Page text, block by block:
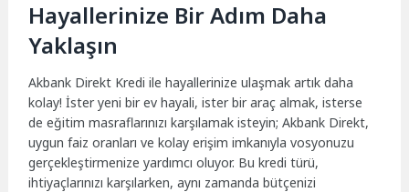
Hayallerinize Bir Adım Daha
Yaklaşın
Akbank Direkt Kredi ile hayallerinize ulaşmak artık daha
kolay! İster yeni bir ev hayali, ister bir araç almak, isterse
de eğitim masraflarınızı karşılamak isteyin; Akbank Direkt,
uygun faiz oranları ve kolay erişim imkanıyla vosyonuzu
gerçekleştirmenize yardımcı oluyor. Bu kredi türü,
ihtiyaçlarınızı karşılarken, aynı zamanda bütçenizi